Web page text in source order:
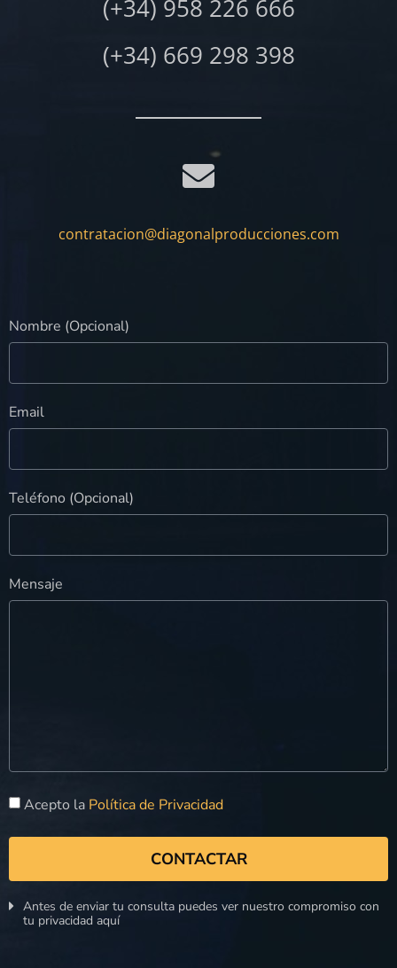
(+34) 958 226 666
(+34) 669 298 398
contratacion@diagonalproducciones.com
Nombre (Opcional)
Email
Teléfono (Opcional)
Mensaje
Acepto la Política de Privacidad
CONTACTAR
Antes de enviar tu consulta puedes ver nuestro compromiso con
tu privacidad aquí